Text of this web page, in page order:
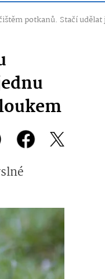
potkanů. Stačí